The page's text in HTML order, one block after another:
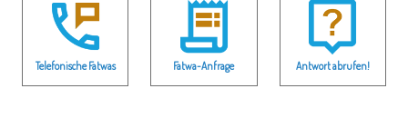
Telefonische Fatwas Fatwa-Anfrage Antwort abrufen!